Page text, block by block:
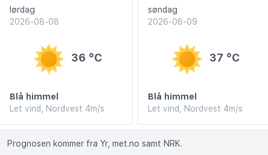
lørdag
2026-08-08
36 °C
Blå himmel
Let vind, Nordvest 4m/s
søndag
2026-08-09
37 °C
Blå himmel
Let vind, Nordvest 4m/s
Prognosen kommer fra Yr, met.no samt NRK.